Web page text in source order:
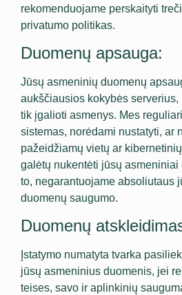
rekomenduojame perskaityti
privatumo politikas.
Duomenų apsauga:
Jūsų asmeninių duomenų
aukščiausios kokybės
tik įgalioti asmenys. Mes
sistemas, norėdami nustatyti, ar
pažeidžiamų vietų ar
galėtų nukentėti jūsų
to, negarantuojame absoliutaus
duomenų saugumo.
Duomenų
Įstatymo numatyta tvarka
jūsų asmeninius duomenis, jei
teises, savo ir aplinkinių